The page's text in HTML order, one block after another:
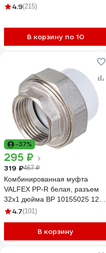
4.9(215)
В корзину по 10
-37%
295 ₽
319 ₽467 ₽
Комбинированная муфта
VALFEX PP-R белая, разъем
32х1 дюйма ВР 10155025 127-
0215
4.7(101)
В корзину